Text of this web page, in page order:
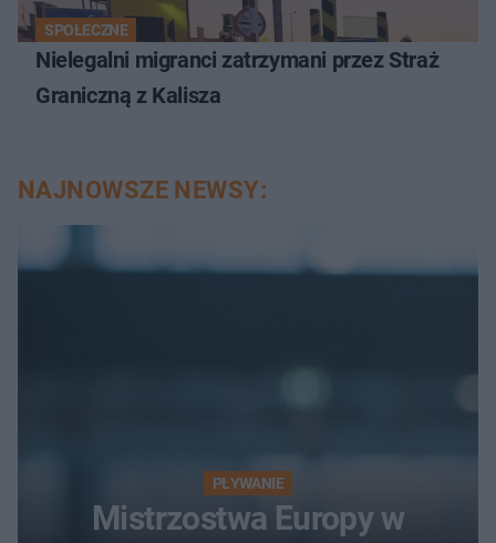
SPOŁECZNE
Nielegalni migranci zatrzymani przez Straż
Graniczną z Kalisza
NAJNOWSZE NEWSY:
PŁYWANIE
Mistrzostwa Europy w